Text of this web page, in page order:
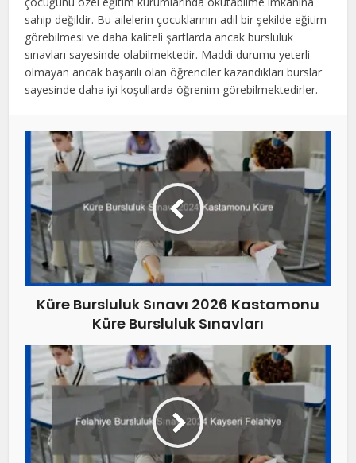
sahip değildir. Bu ailelerin çocuklarının adil bir şekilde eğitim
görebilmesi ve daha kaliteli şartlarda ancak bursluluk
sınavları sayesinde olabilmektedir. Maddi durumu yeterli
olmayan ancak başarılı olan öğrenciler kazandıkları burslar
sayesinde daha iyi koşullarda öğrenim görebilmektedirler.
Küre Bursluluk Sınavı 2026 Kastamonu
Küre Bursluluk Sınavları